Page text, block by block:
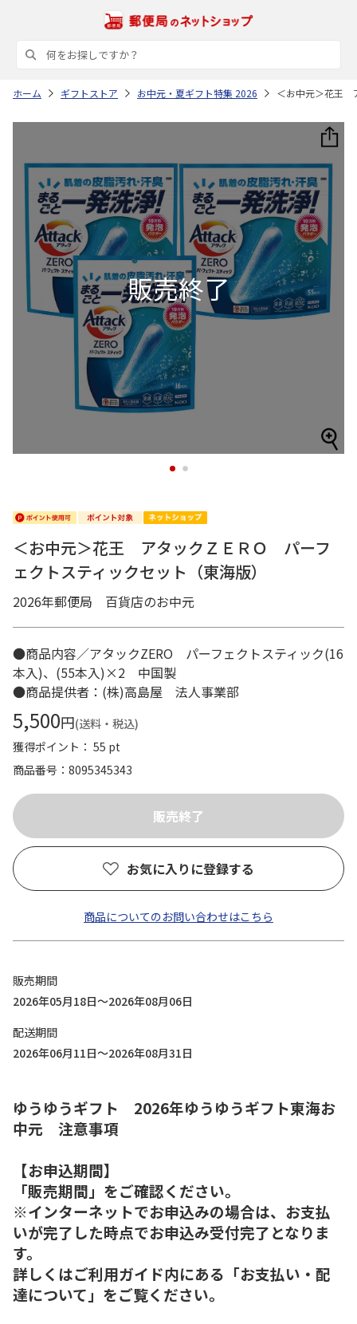
ホーム ギフトストア お中元・夏ギフト特集 2026 ＜お中元＞花王
1 2
＜お中元＞花王 アタックＺＥＲＯ パーフ
ェクトスティックセット（東海版）
2026年郵便局 百貨店のお中元
●商品内容／アタックZERO パーフェクトスティック(16
本入)、(55本入)×2 中国製
●商品提供者：(株)高島屋 法人事業部
5,500円(送料・税込)
獲得ポイント： 55 pt
商品番号
8095345343
お気に入りに登録する
商品についてのお問い合わせはこちら
販売期間
2026年05月18日～2026年08月06日
配送期間
2026年06月11日～2026年08月31日
ゆうゆうギフト 2026年ゆうゆうギフト東海お
中元 注意事項
【お申込期間】
「販売期間」をご確認ください。
※インターネットでお申込みの場合は、お支払
いが完了した時点でお申込み受付完了となりま
す。
詳しくはご利用ガイド内にある「お支払い・配
達について」をご覧ください。